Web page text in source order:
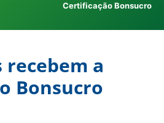
Certificação Bonsucro
recebem a
Bonsucro